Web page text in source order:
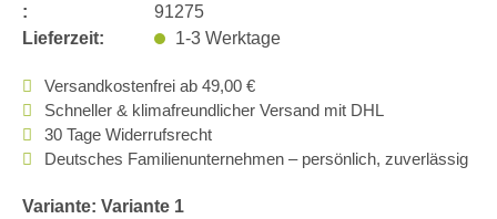
:
91275
Lieferzeit:
1-3 Werktage
Versandkostenfrei ab 49,00 €
Schneller & klimafreundlicher Versand mit DHL
30 Tage Widerrufsrecht
Deutsches Familienunternehmen – persönlich, zuverlässig
Variante: Variante 1